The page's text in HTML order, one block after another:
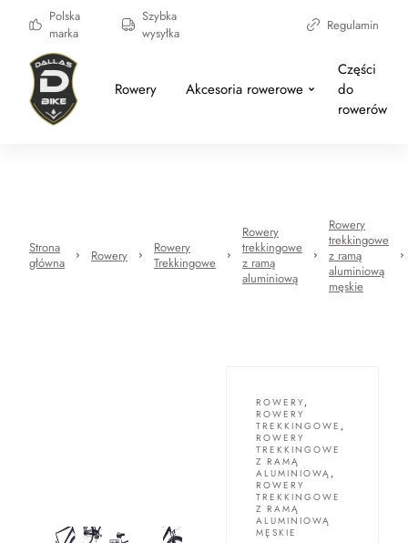
Polska
marka
Szybka
wysyłka
Regulamin
Rowery Akcesoria rowerowe
Części
do
rowerów
Strona
główna
Rowery
Rowery
Trekkingowe
Rowery
trekkingowe
z ramą
aluminiową
Rowery
trekkingowe
z ramą
aluminiową
męskie
ROWERY,
ROWERY
TREKKINGOWE ,
ROWERY
TREKKINGOWE
Z RAMĄ
ALUMINIOWĄ ,
ROWERY
TREKKINGOWE
Z RAMĄ
ALUMINIOWĄ
MĘSKIE